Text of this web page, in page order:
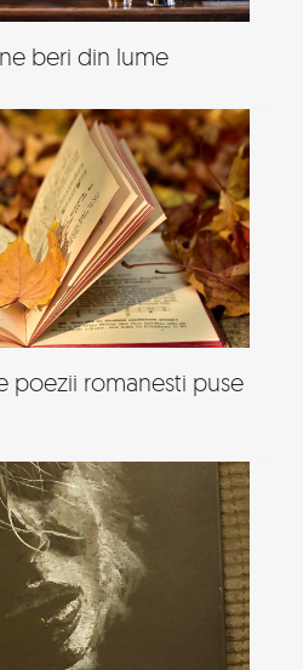
beri din lume
poezii romanesti puse